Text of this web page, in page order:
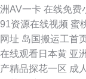
洲AV一卡 在线免费
91资源在线视频 蜜
网址 岛国搬运工首
在线观看日本黄 亚
产精品探花一区 成